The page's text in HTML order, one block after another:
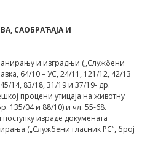
САОБРАЋАЈА И
и изградњи („Службени
64/10 – УС, 24/11, 121/12, 42/13
14, 83/18, 31/19 и 37/19- др.
процени утицаја на животну
135/04 и 88/10) и чл. 55-68.
израде докумената
(„Службени гласник РС“, број